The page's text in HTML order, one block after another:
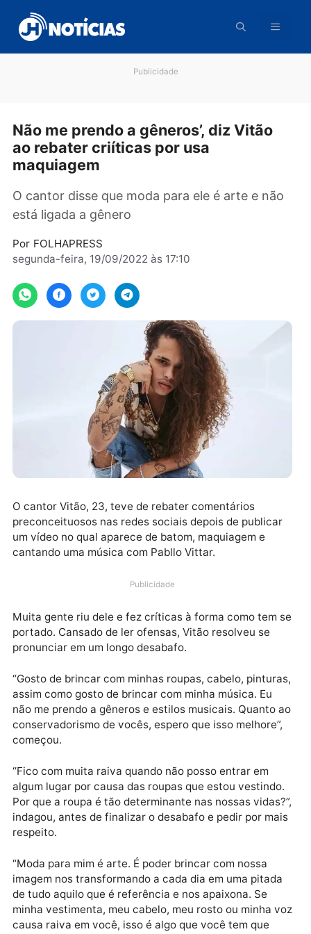
para
conteúdo
Não me prendo a gêneros’, diz Vitão
ao rebater criíticas por usa
O cantor disse que moda para ele é arte e
está ligada a gênero
Por
segunda-feira, 19/09/2022 às 17:10
preconceituosos nas redes sociais depois de
cantando uma música com Pabllo Vittar.
Publicidade
Muita gente riu dele e fez críticas à forma como tem
portado. Cansado de ler ofensas, Vitão resolveu se
pronunciar em um longo desabafo.
assim como gosto de brincar com minha música. Eu
não me prendo a gêneros e estilos musicais. Quanto
conservadorismo de vocês, espero que isso
começou.
“Fico com muita raiva quando não posso entrar em
algum lugar por causa das roupas que estou
Por que a roupa é tão determinante nas nossas
indagou, antes de finalizar o desabafo e pedir por
respeito.